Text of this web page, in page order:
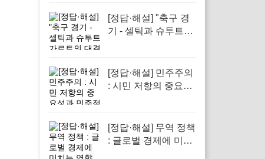
[정답·해설] "축구 경
기 - 셀틱과 슈투트가
[정답·해설] 민주주의
: 시민 저항의 중요성
[정답·해설] 무역 정책
: 글로벌 경제에 미치